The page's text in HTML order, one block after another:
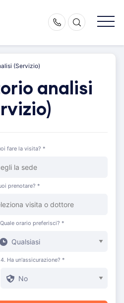
(Servizio)
analisi
fare la visita? *
prenotare? *
orario preferisci? *
4. Ha un'assicurazione? *